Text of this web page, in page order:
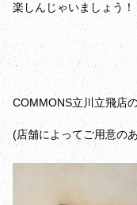
楽しんじゃいましょう！
COMMONS立川立飛店
(店舗によってご用意の